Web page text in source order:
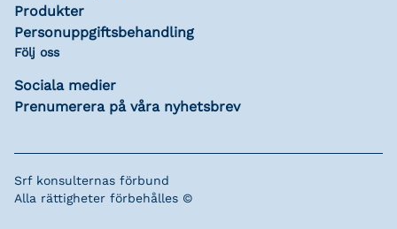
Produkter
Personuppgiftsbehandling
Följ oss
Sociala medier
Prenumerera på våra nyhetsbrev
Srf konsulternas förbund
Alla rättigheter förbehålles ©